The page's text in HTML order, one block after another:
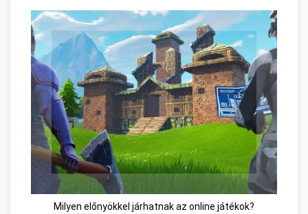
Milyen előnyökkel járhatnak az online játékok?